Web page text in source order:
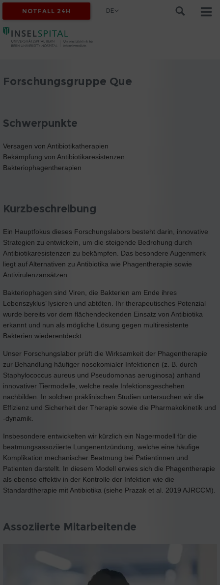
NOTFALL 24H DE
Forschungsgruppe Que
Schwerpunkte
Versagen von Antibiotikatherapien
Bekämpfung von Antibiotikaresistenzen
Bakteriophagentherapien
Kurzbeschreibung
Ein Hauptfokus dieses Forschungslabors besteht darin, innovative
Strategien zu entwickeln, um die steigende Bedrohung durch
Antibiotikaresistenzen zu bekämpfen. Das besondere Augenmerk
liegt auf Alternativen zu Antibiotika wie Phagentherapie sowie
Antivirulenzansätzen.
Bakteriophagen sind Viren, die Bakterien am Ende ihres
Lebenszyklus’ lysieren und abtöten. Ihr therapeutisches Potenzial
wurde bereits vor dem flächendeckenden Einsatz von Antibiotika
erkannt und nun als mögliche Lösung gegen multiresistente
Bakterien wiederentdeckt.
Unser Forschungslabor prüft die Wirksamkeit der Phagentherapie
zur Behandlung häufiger nosokomialer Infektionen (z. B. durch
Staphylococcus aureus und Pseudomonas aeruginosa) anhand
innovativer Tiermodelle, welche reale Infektionsgeschehen
nachbilden. In solchen präklinischen Studien untersuchen wir die
Effizienz und Sicherheit der Therapie sowie die Pharmakokinetik und
-dynamik.
Insbesondere entwickelten wir kürzlich ein Nagermodell für die
beatmungsassoziierte Lungenentzündung, welche eine häufige
Komplikation mechanischer Beatmung bei Patientinnen und
Patienten darstellt. In diesem Modell erwies sich die Phagentherapie
als ebenso effektiv in der Kontrolle der Infektion wie die
Standardtherapie mit Antibiotika (siehe Prazak et al. 2019 AJRCCM).
Assoziierte Mitarbeitende